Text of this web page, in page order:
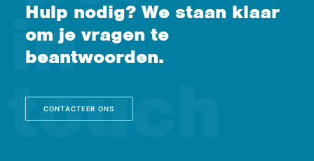
Hulp nodig? We staan klaar
om je vragen te
beantwoorden.
CONTACTEER ONS